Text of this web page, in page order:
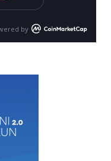
by